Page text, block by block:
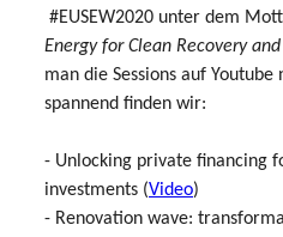
#EUSEW2020 unter dem
Energy for Clean Recovery
man die Sessions auf Youtube
spannend finden wir:
- Unlocking private financing
investments (Video)
- Renovation wave: